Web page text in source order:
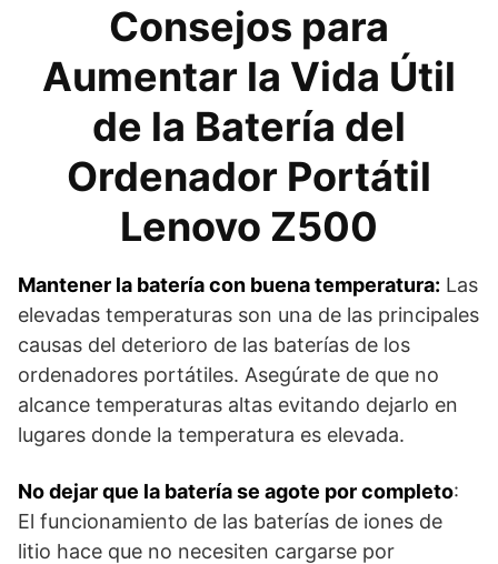
Consejos para
Aumentar la Vida Útil
de la Batería del
Ordenador Portátil
Lenovo Z500
Mantener la batería con buena temperatura: Las
elevadas temperaturas son una de las principales
causas del deterioro de las baterías de los
ordenadores portátiles. Asegúrate de que no
alcance temperaturas altas evitando dejarlo en
lugares donde la temperatura es elevada.
No dejar que la batería se agote por completo:
El funcionamiento de las baterías de iones de
litio hace que no necesiten cargarse por